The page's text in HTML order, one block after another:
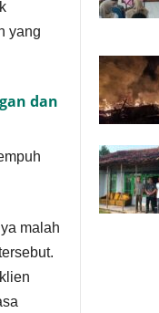
yang
dan
malah